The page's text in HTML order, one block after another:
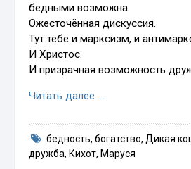
бедными возможна
Ожесточённая дискуссия.
Тут тебе и марксизм, и
И Христос.
И призрачная возможность
Читать далее …
бедность, богатство, Дикая
дружба, Кихот, Маруся